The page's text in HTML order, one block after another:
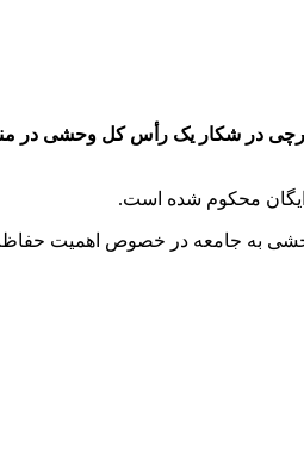
در شکار یک رأس کل وحشی
به جامعه در خصوص اهمیت